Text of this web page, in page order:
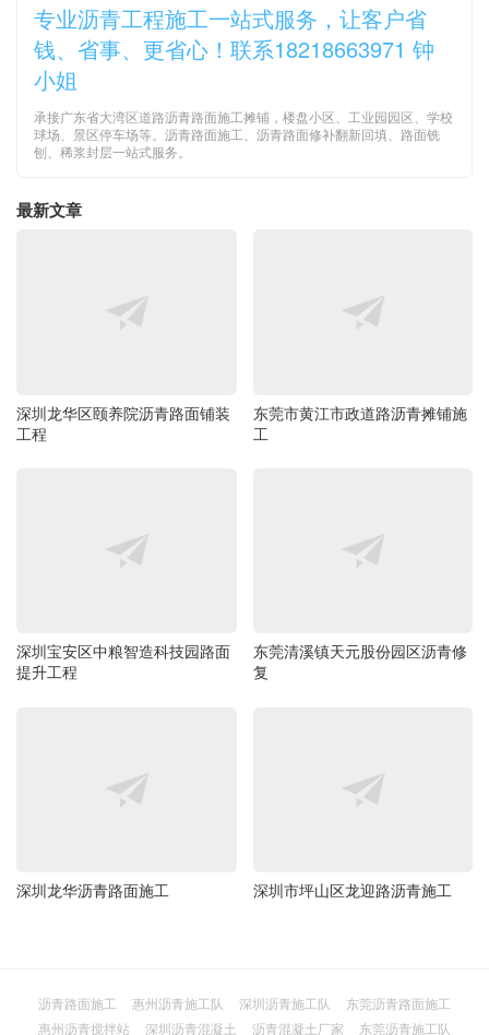
专业沥青工程施工一站式服务，让客户省
钱、省事、更省心！联系18218663971 钟
小姐
承接广东省大湾区道路沥青路面施工摊铺，楼盘小区、工业园园区、学校
球场、景区停车场等。沥青路面施工、沥青路面修补翻新回填、路面铣
刨、稀浆封层一站式服务。
最新文章
深圳龙华区颐养院沥青路面铺装
工程
东莞市黄江市政道路沥青摊铺施
工
深圳宝安区中粮智造科技园路面
提升工程
东莞清溪镇天元股份园区沥青修
复
深圳龙华沥青路面施工 深圳市坪山区龙迎路沥青施工
沥青路面施工 惠州沥青施工队 深圳沥青施工队
东莞沥青路面施工
惠州沥青搅拌站
深圳沥青混凝土 沥青混凝土厂家 东莞沥青施工队